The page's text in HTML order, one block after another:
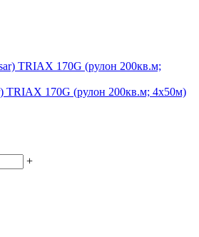
TRIAX 170G (рулон 200кв.м; 4x50м)
+